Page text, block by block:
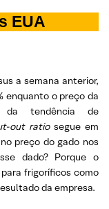
EUA
a semana anterior,
enquanto o preço da
da tendência de
out ratiosegue em
preço do gado nos
dado? Porque o
frigoríficos como
da empresa.